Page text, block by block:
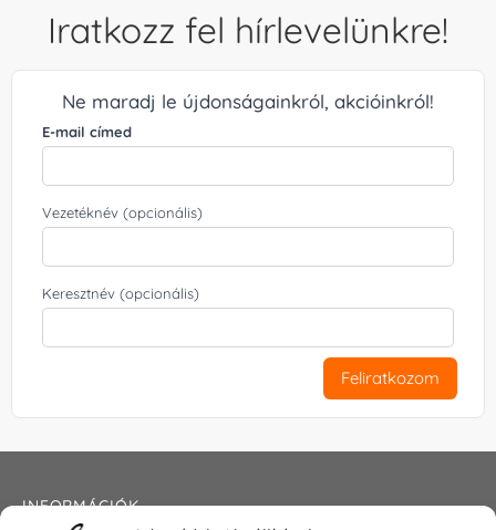
Iratkozz fel hírlevelünkre!
Ne maradj le újdonságainkról, akcióinkról!
E-mail címed
Vezetéknév (opcionális)
Keresztnév (opcionális)
Feliratkozom
INFORMÁCIÓK